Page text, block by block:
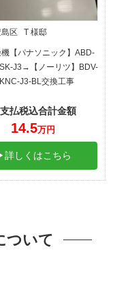
島区 T 様邸
【パナソニック】ABD-
J3→【ノーリツ】BDV-
J3-BL交換工事
払税込合計金額
14.5万円
詳しくはこちら
ついて